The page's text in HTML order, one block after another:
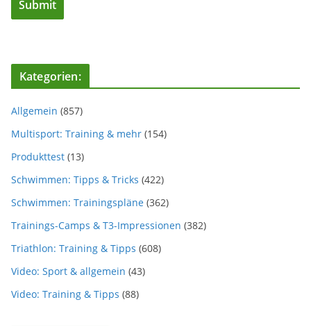
Kategorien:
Allgemein (857)
Multisport: Training & mehr (154)
Produkttest (13)
Schwimmen: Tipps & Tricks (422)
Schwimmen: Trainingspläne (362)
Trainings-Camps & T3-Impressionen (382)
Triathlon: Training & Tipps (608)
Video: Sport & allgemein (43)
Video: Training & Tipps (88)